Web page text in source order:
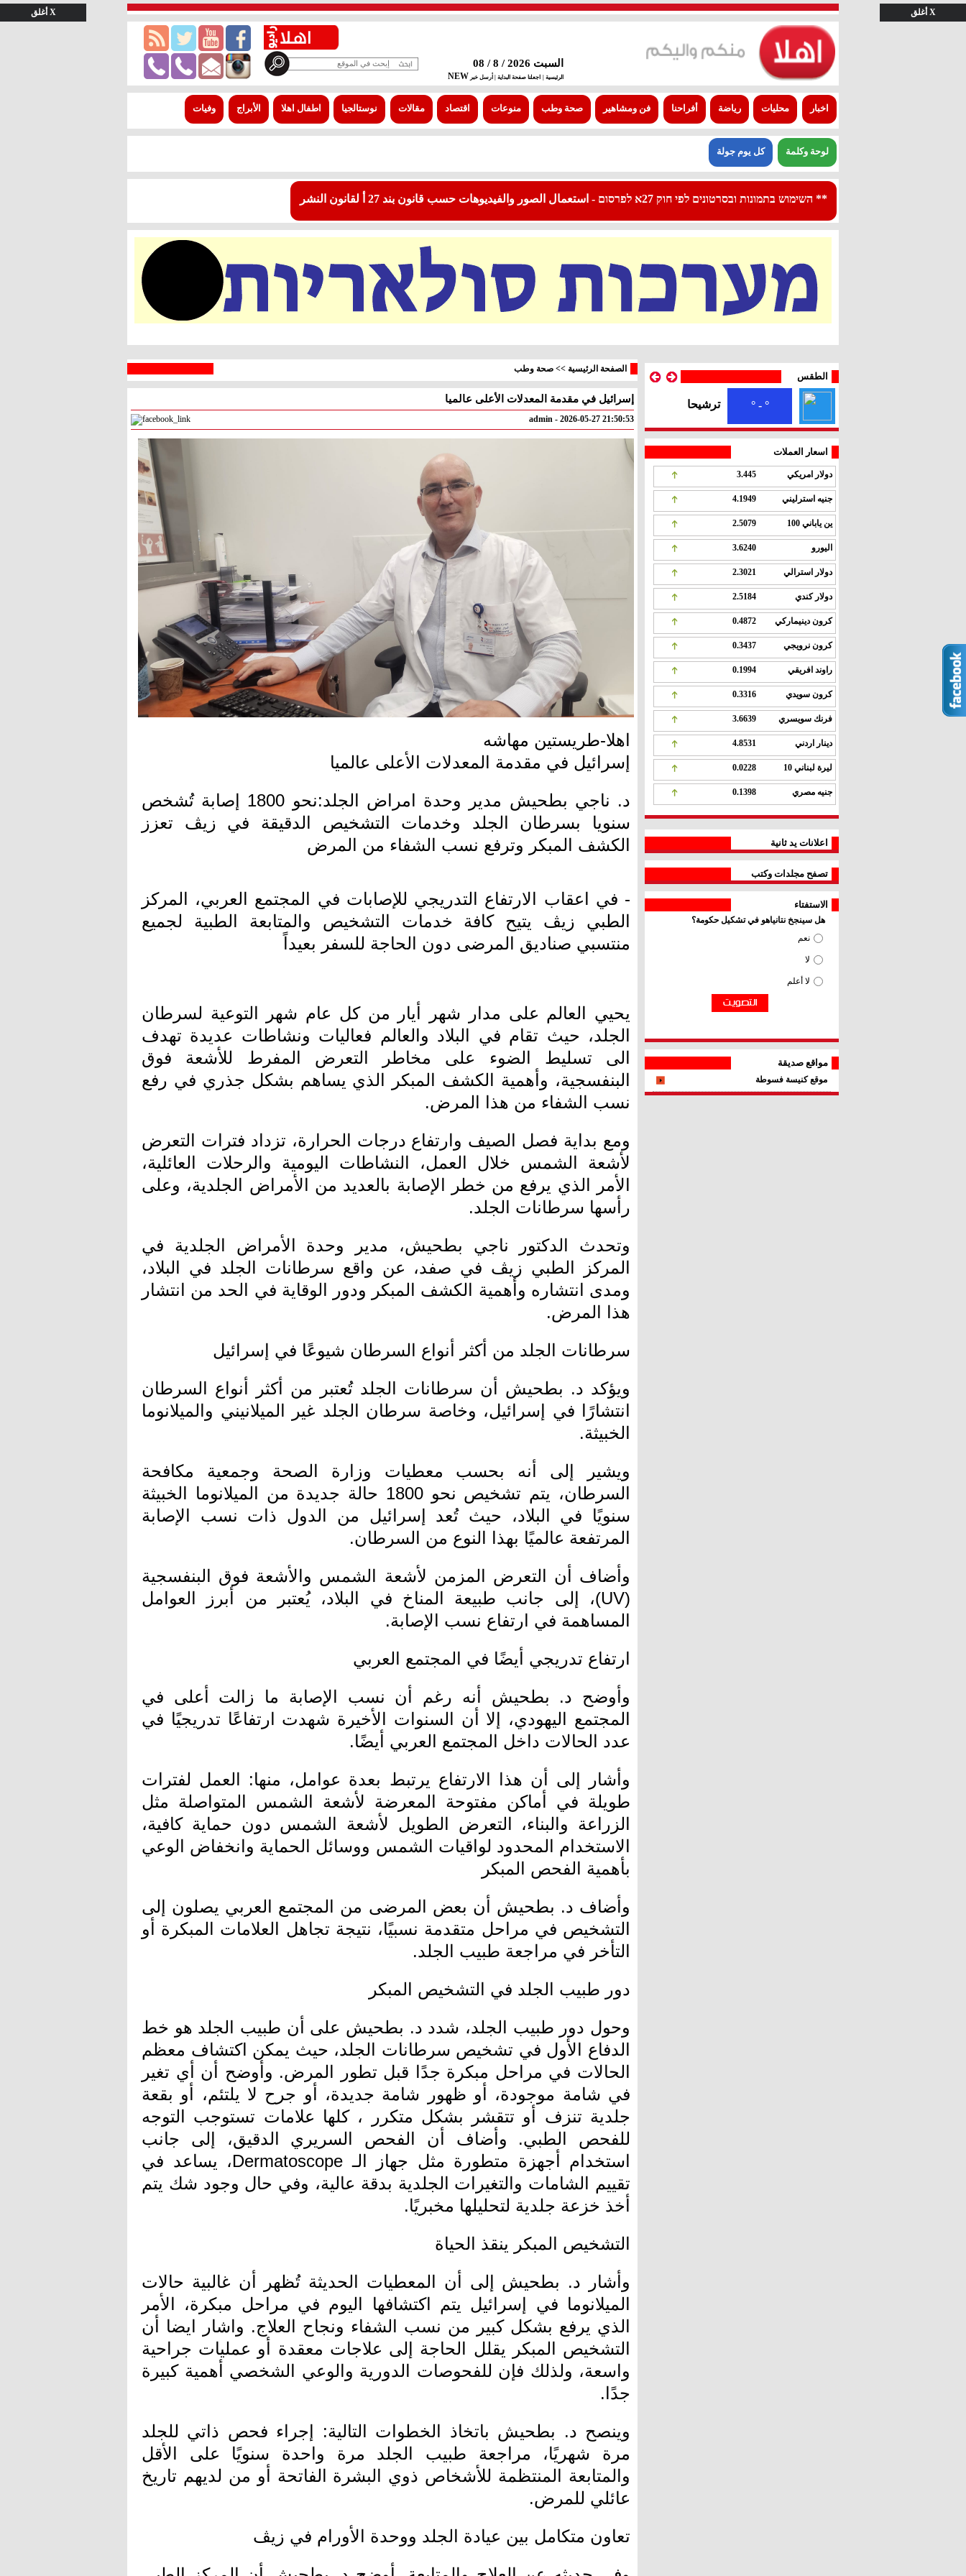
X أغلق X أغلق
السبت 2026 / 8 / 08
الرئيسية | اجعلنا صفحة البداية | أرسل خبر NEW
اخبار محليات رياضة أفراحنا فن ومشاهير صحة وطب منوعات اقتصاد مقالات نوستالجيا اطفال اهلا الأبراج وفيات
لوحة وكلمة كل يوم جولة
** השימוש בתמונות ובסרטונים לפי חוק 27א לפרסום - استعمال الصور والفيديوهات حسب قانون بند 27 أ لقانون النشر
الطقس
° - ° ترشيحا ° - ° معليا
اسعار العملات
دولار امريكي 3.445
جنيه استرليني 4.1949
ين ياباني 100 2.5079
اليورو 3.6240
دولار استرالي 2.3021
دولار كندي 2.5184
كرون دينيماركي 0.4872
كرون نرويجي 0.3437
راوند افريقي 0.1994
كرون سويدي 0.3316
فرنك سويسري 3.6639
دينار اردني 4.8531
ليرة لبناني 10 0.0228
جنيه مصري 0.1398
اعلانات يد ثانية
تصفح مجلدات وكتب
الاستفتاء
مواقع صديقة
موقع كنيسة فسوطة
الصفحة الرئيسية >> صحة وطب
إسرائيل في مقدمة المعدلات الأعلى عالميا
admin - 2026-05-27 21:50:53
اهلا-طريستين مهاشه
إسرائيل في مقدمة المعدلات الأعلى عالميا
د. ناجي بطحيش مدير وحدة امراض الجلد:نحو 1800 إصابة تُشخص
سنويا بسرطان الجلد وخدمات التشخيص الدقيقة في زيڤ تعزز
الكشف المبكر وترفع نسب الشفاء من المرض
- في اعقاب الارتفاع التدريجي للإصابات في المجتمع العربي، المركز
الطبي زيڤ يتيح كافة خدمات التشخيص والمتابعة الطبية لجميع
منتسبي صناديق المرضى دون الحاجة للسفر بعيداً
يحيي العالم على مدار شهر أيار من كل عام شهر التوعية لسرطان
الجلد، حيث تقام في البلاد والعالم فعاليات ونشاطات عديدة تهدف
الى تسليط الضوء على مخاطر التعرض المفرط للأشعة فوق
البنفسجية، وأهمية الكشف المبكر الذي يساهم بشكل جذري في رفع
نسب الشفاء من هذا المرض.
ومع بداية فصل الصيف وارتفاع درجات الحرارة، تزداد فترات التعرض
لأشعة الشمس خلال العمل، النشاطات اليومية والرحلات العائلية،
الأمر الذي يرفع من خطر الإصابة بالعديد من الأمراض الجلدية، وعلى
رأسها سرطانات الجلد.
وتحدث الدكتور ناجي بطحيش، مدير وحدة الأمراض الجلدية في
المركز الطبي زيڤ في صفد، عن واقع سرطانات الجلد في البلاد،
ومدى انتشاره وأهمية الكشف المبكر ودور الوقاية في الحد من انتشار
هذا المرض.
سرطانات الجلد من أكثر أنواع السرطان شيوعًا في إسرائيل
ويؤكد د. بطحيش أن سرطانات الجلد تُعتبر من أكثر أنواع السرطان
انتشارًا في إسرائيل، وخاصة سرطان الجلد غير الميلانيني والميلانوما
الخبيثة.
ويشير إلى أنه بحسب معطيات وزارة الصحة وجمعية مكافحة
السرطان، يتم تشخيص نحو 1800 حالة جديدة من الميلانوما الخبيثة
سنويًا في البلاد، حيث تُعد إسرائيل من الدول ذات نسب الإصابة
المرتفعة عالميًا بهذا النوع من السرطان.
وأضاف أن التعرض المزمن لأشعة الشمس والأشعة فوق البنفسجية
(UV)، إلى جانب طبيعة المناخ في البلاد، يُعتبر من أبرز العوامل
المساهمة في ارتفاع نسب الإصابة.
ارتفاع تدريجي أيضًا في المجتمع العربي
وأوضح د. بطحيش أنه رغم أن نسب الإصابة ما زالت أعلى في
المجتمع اليهودي، إلا أن السنوات الأخيرة شهدت ارتفاعًا تدريجيًا في
عدد الحالات داخل المجتمع العربي أيضًا.
وأشار إلى أن هذا الارتفاع يرتبط بعدة عوامل، منها: العمل لفترات
طويلة في أماكن مفتوحة المعرضة لأشعة الشمس المتواصلة مثل
الزراعة والبناء، التعرض الطويل لأشعة الشمس دون حماية كافية،
الاستخدام المحدود لواقيات الشمس ووسائل الحماية وانخفاض الوعي
بأهمية الفحص المبكر
وأضاف د. بطحيش أن بعض المرضى من المجتمع العربي يصلون إلى
التشخيص في مراحل متقدمة نسبيًا، نتيجة تجاهل العلامات المبكرة أو
التأخر في مراجعة طبيب الجلد.
دور طبيب الجلد في التشخيص المبكر
وحول دور طبيب الجلد، شدد د. بطحيش على أن طبيب الجلد هو خط
الدفاع الأول في تشخيص سرطانات الجلد، حيث يمكن اكتشاف معظم
الحالات في مراحل مبكرة جدًا قبل تطور المرض. وأوضح أن أي تغير
في شامة موجودة، أو ظهور شامة جديدة، أو جرح لا يلتئم، أو بقعة
جلدية تنزف أو تتقشر بشكل متكرر ، كلها علامات تستوجب التوجه
للفحص الطبي. وأضاف أن الفحص السريري الدقيق، إلى جانب
استخدام أجهزة متطورة مثل جهاز الـ Dermatoscope، يساعد في
تقييم الشامات والتغيرات الجلدية بدقة عالية، وفي حال وجود شك يتم
أخذ خزعة جلدية لتحليلها مخبريًا.
التشخيص المبكر ينقذ الحياة
وأشار د. بطحيش إلى أن المعطيات الحديثة تُظهر أن غالبية حالات
الميلانوما في إسرائيل يتم اكتشافها اليوم في مراحل مبكرة، الأمر
الذي يرفع بشكل كبير من نسب الشفاء ونجاح العلاج. واشار ايضا أن
التشخيص المبكر يقلل الحاجة إلى علاجات معقدة أو عمليات جراحية
واسعة، ولذلك فإن للفحوصات الدورية والوعي الشخصي أهمية كبيرة
جدًا.
وينصح د. بطحيش باتخاذ الخطوات التالية: إجراء فحص ذاتي للجلد
مرة شهريًا، مراجعة طبيب الجلد مرة واحدة سنويًا على الأقل
والمتابعة المنتظمة للأشخاص ذوي البشرة الفاتحة أو من لديهم تاريخ
عائلي للمرض.
تعاون متكامل بين عيادة الجلد ووحدة الأورام في زيڤ